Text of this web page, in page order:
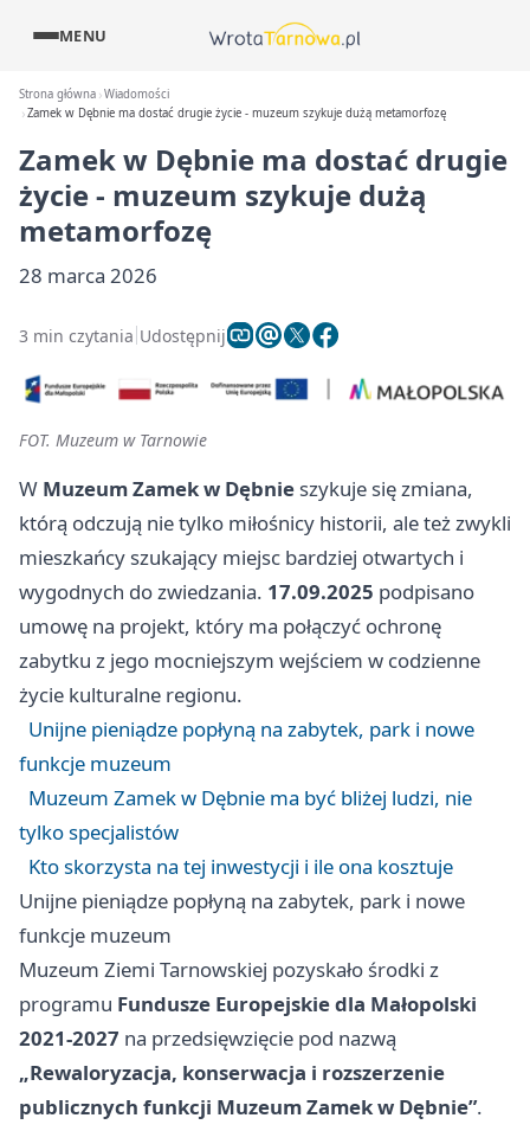
MENU
Strona główna Wiadomości
Zamek w Dębnie ma dostać drugie życie - muzeum szykuje dużą metamorfozę
Zamek w Dębnie ma dostać drugie
życie - muzeum szykuje dużą
metamorfozę
28 marca 2026
3 min czytania Udostępnij
FOT. Muzeum w Tarnowie
W Muzeum Zamek w Dębnie szykuje się zmiana,
którą odczują nie tylko miłośnicy historii, ale też zwykli
mieszkańcy szukający miejsc bardziej otwartych i
wygodnych do zwiedzania. 17.09.2025 podpisano
umowę na projekt, który ma połączyć ochronę
zabytku z jego mocniejszym wejściem w codzienne
życie kulturalne regionu.
Unijne pieniądze popłyną na zabytek, park i nowe
funkcje muzeum
Muzeum Zamek w Dębnie ma być bliżej ludzi, nie
tylko specjalistów
Kto skorzysta na tej inwestycji i ile ona kosztuje
Unijne pieniądze popłyną na zabytek, park i nowe
funkcje muzeum
Muzeum Ziemi Tarnowskiej pozyskało środki z
programu Fundusze Europejskie dla Małopolski
2021-2027 na przedsięwzięcie pod nazwą
„Rewaloryzacja, konserwacja i rozszerzenie
publicznych funkcji Muzeum Zamek w Dębnie”.